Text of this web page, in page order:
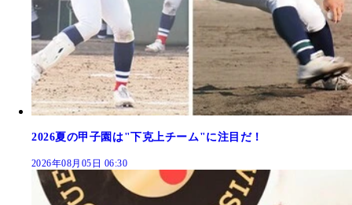
2026夏の甲子園は"下克上チーム"に注目だ！
2026年08月05日 06:30